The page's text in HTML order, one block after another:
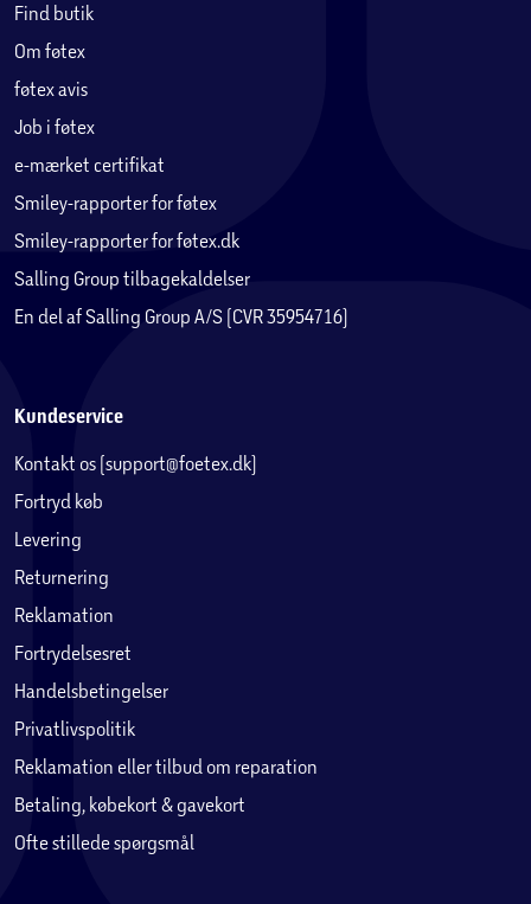
Find butik
Om føtex
føtex avis
Job i føtex
e-mærket certifikat
Smiley-rapporter for føtex
Smiley-rapporter for føtex.dk
Salling Group tilbagekaldelser
En del af Salling Group A/S (CVR 35954716)
Kundeservice
Kontakt os (support@foetex.dk)
Fortryd køb
Levering
Returnering
Reklamation
Fortrydelsesret
Handelsbetingelser
Privatlivspolitik
Reklamation eller tilbud om reparation
Betaling, købekort & gavekort
Ofte stillede spørgsmål